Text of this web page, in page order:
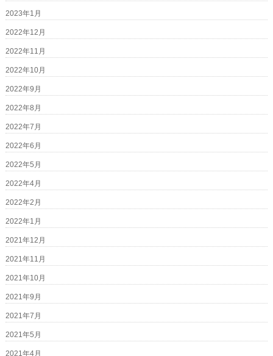
2023年1月
2022年12月
2022年11月
2022年10月
2022年9月
2022年8月
2022年7月
2022年6月
2022年5月
2022年4月
2022年2月
2022年1月
2021年12月
2021年11月
2021年10月
2021年9月
2021年7月
2021年5月
2021年4月